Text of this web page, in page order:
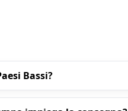
Bassi?